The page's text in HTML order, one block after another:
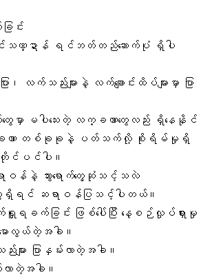
င်း
င်းသဏ္ဍာန် ရင်ဘတ်တည်ဆောက်ပုံ ရှိပါ
ား၊ လက်သည်းများနဲ့ လက်ချောင်းထိပ်များမှာ ပြာ
တွေမှာ မပါသေးတဲ့ လက္ခဏာတွေလည်း ရှိနေနိုင်
ခဏာ တစ်ခုခုနဲ့ ပတ်သက်လို့ စိုးရိမ်မှုရှိ
င်ပင်ပါ။
ဝန်နဲ့ သွားရောက်တွေ့ဆုံသင့်သလဲ
ေရှိရင် ဆရာဝန်ပြသင့်ပါတယ်။
ရှူရခက်ခြင်း ဖြစ်ပေါ်ပြီး နေ့စဉ်လှုပ်ရှားမှု
ောလွယ်တဲ့အခါ။
ား ပြာနှမ်းလာတဲ့အခါ။
ာတဲ့အခါ။